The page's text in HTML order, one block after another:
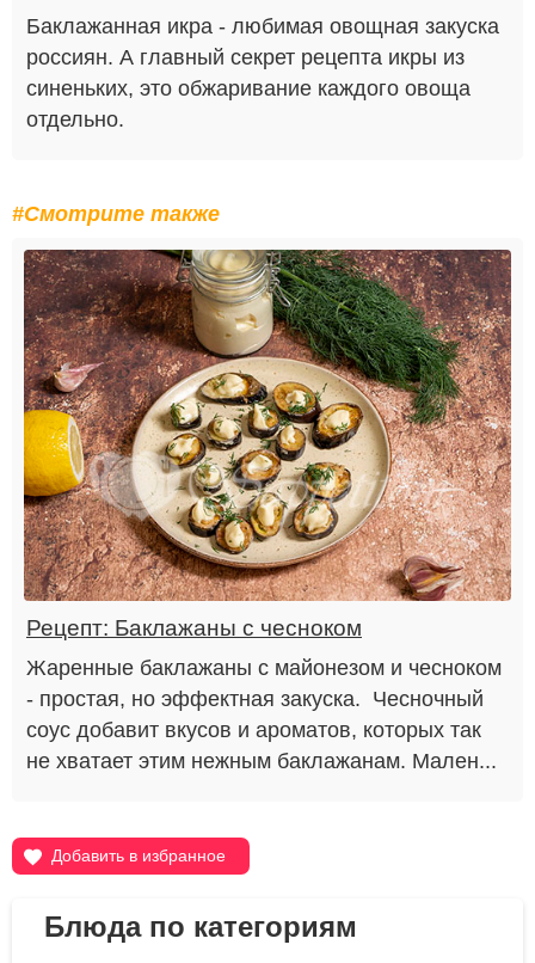
Баклажанная икра - любимая овощная закуска
россиян. А главный секрет рецепта икры из
синеньких, это обжаривание каждого овоща
отдельно.
#Смотрите также
Рецепт: Баклажаны с чесноком
Жаренные баклажаны с майонезом и чесноком
- простая, но эффектная закуска. Чесночный
соус добавит вкусов и ароматов, которых так
не хватает этим нежным баклажанам. Мален...
Добавить в избранное
Блюда по категориям